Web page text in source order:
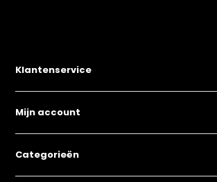
Klantenservice
Mijn account
Categorieën